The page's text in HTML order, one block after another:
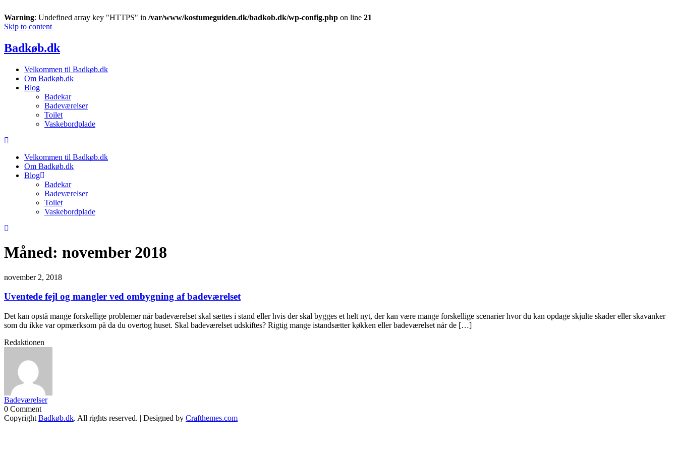
Warning: Undefined array key "HTTPS" in /var/www/kostumeguiden.dk/badkob.dk/wp-config.php on line 21
Skip to content
Badkøb.dk
Velkommen til Badkøb.dk
Om Badkøb.dk
Blog
Badekar
Badeværelser
Toilet
Vaskebordplade
Velkommen til Badkøb.dk
Om Badkøb.dk
Blog
Badekar
Badeværelser
Toilet
Vaskebordplade
Måned: november 2018
november 2, 2018
Uventede fejl og mangler ved ombygning af badeværelset
Det kan opstå mange forskellige problemer når badeværelset skal sættes i stand eller hvis der skal bygges et helt nyt, der kan være mange forskellige scenarier hvor du kan opdage skjulte skader eller skavanker
som du ikke var opmærksom på da du overtog huset. Skal badeværelset udskiftes? Rigtig mange istandsætter køkken eller badeværelset når de […]
Redaktionen
Badeværelser
0 Comment
Copyright Badkøb.dk. All rights reserved. | Designed by Crafthemes.com